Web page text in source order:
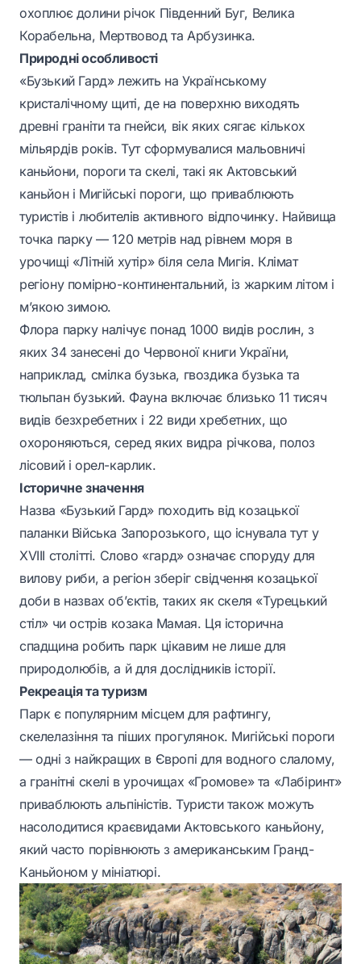
охоплює долини річок Південний Буг, Велика
Корабельна, Мертвовод та Арбузинка.
Природні особливості
«Бузький Гард» лежить на Українському
кристалічному щиті, де на поверхню виходять
древні граніти та гнейси, вік яких сягає кількох
мільярдів років. Тут сформувалися мальовничі
каньйони, пороги та скелі, такі як Актовський
каньйон і Мигійські пороги, що приваблюють
туристів і любителів активного відпочинку. Найвища
точка парку — 120 метрів над рівнем моря в
урочищі «Літній хутір» біля села Мигія. Клімат
регіону помірно-континентальний, із жарким літом і
м’якою зимою.
Флора парку налічує понад 1000 видів рослин, з
яких 34 занесені до Червоної книги України,
наприклад, смілка бузька, гвоздика бузька та
тюльпан бузький. Фауна включає близько 11 тисяч
видів безхребетних і 22 види хребетних, що
охороняються, серед яких видра річкова, полоз
лісовий і орел-карлик.
Історичне значення
Назва «Бузький Гард» походить від козацької
паланки Війська Запорозького, що існувала тут у
XVIII столітті. Слово «гард» означає споруду для
вилову риби, а регіон зберіг свідчення козацької
доби в назвах об’єктів, таких як скеля «Турецький
стіл» чи острів козака Мамая. Ця історична
спадщина робить парк цікавим не лише для
природолюбів, а й для дослідників історії.
Рекреація та туризм
Парк є популярним місцем для рафтингу,
скелелазіння та піших прогулянок. Мигійські пороги
— одні з найкращих в Європі для водного слалому,
а гранітні скелі в урочищах «Громове» та «Лабіринт»
приваблюють альпіністів. Туристи також можуть
насолодитися краєвидами Актовського каньйону,
який часто порівнюють з американським Гранд-
Каньйоном у мініатюрі.